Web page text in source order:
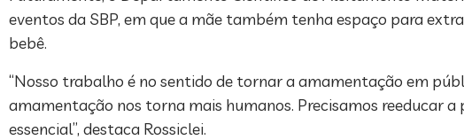
eventos da SBP, em que a mãe também tenha espaço para
bebê.
“Nosso trabalho é no sentido de tornar a amamentação em
amamentação nos torna mais humanos. Precisamos reeducar
essencial”, destaca Rossiclei.